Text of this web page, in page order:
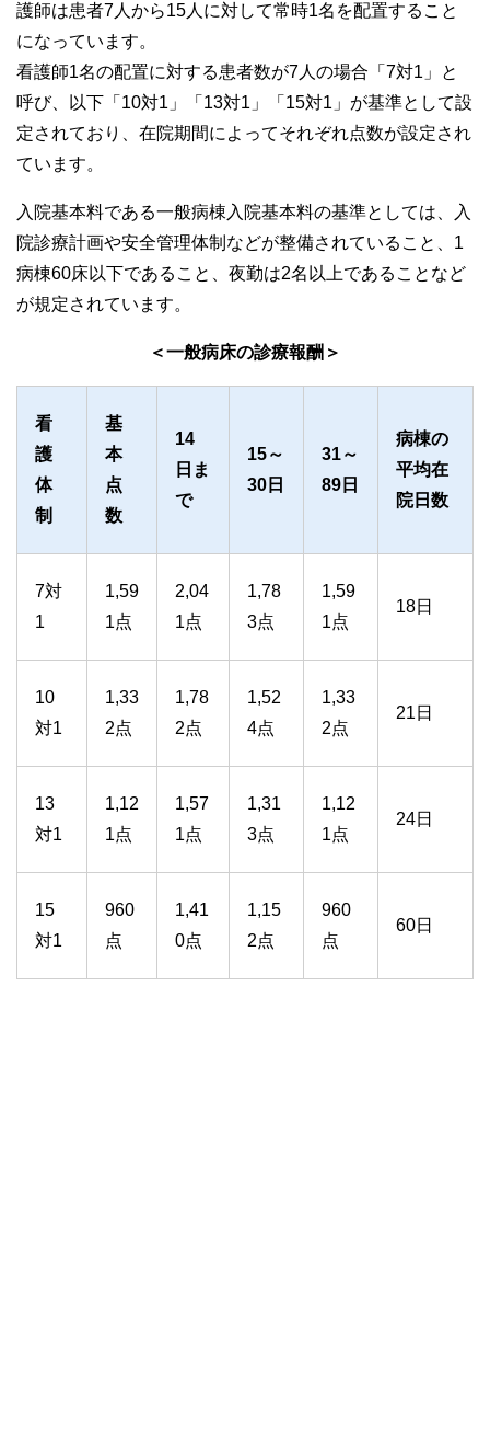
護師は患者7人から15人に対して常時1名を配置すること
になっています。
看護師1名の配置に対する患者数が7人の場合「7対1」と
呼び、以下「10対1」「13対1」「15対1」が基準として設
定されており、在院期間によってそれぞれ点数が設定され
ています。
入院基本料である一般病棟入院基本料の基準としては、入
院診療計画や安全管理体制などが整備されていること、1
病棟60床以下であること、夜勤は2名以上であることなど
が規定されています。
＜一般病床の診療報酬＞
看
護
体
制
基
本
点
数
14
日ま
で
15～
30日
31～
89日
病棟の
平均在
院日数
7対
1
1,59
1点
2,04
1点
1,78
3点
1,59
1点
18日
10
対1
1,33
2点
1,78
2点
1,52
4点
1,33
2点
21日
13
対1
1,12
1点
1,57
1点
1,31
3点
1,12
1点
24日
15
対1
960
点
1,41
0点
1,15
2点
960
点
60日